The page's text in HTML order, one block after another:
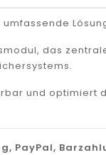
umfassende
das
und optimiert
PayPal,